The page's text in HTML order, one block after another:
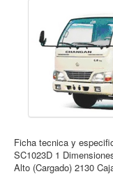
Ficha tecnica y
SC1023D 1
Alto (Cargado) 2130